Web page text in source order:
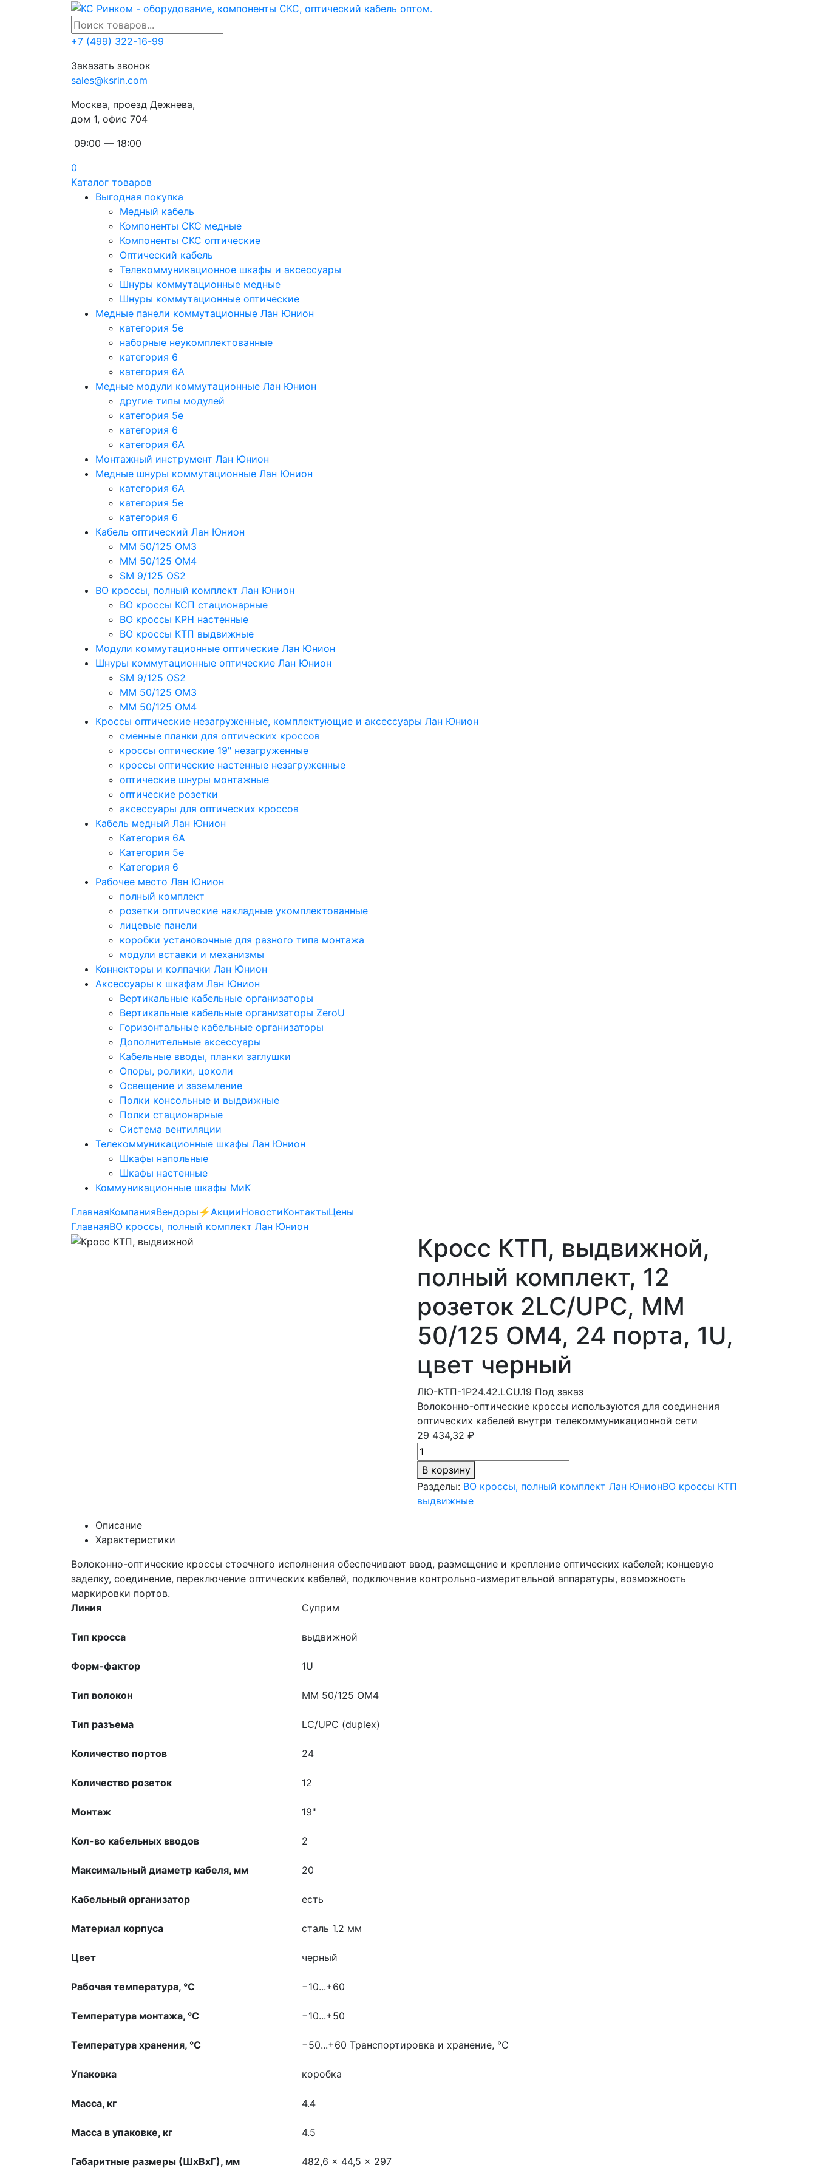
+7 (499) 322-16-99
Заказать звонок
sales@ksrin.com
Москва, проезд Дежнева,
дом 1, офис 704
09:00 — 18:00
0
Каталог товаров
Выгодная покупка
Медный кабель
Компоненты СКС медные
Компоненты СКС оптические
Оптический кабель
Телекоммуникационное шкафы и аксессуары
Шнуры коммутационные медные
Шнуры коммутационные оптические
Медные панели коммутационные Лан Юнион
категория 5e
наборные неукомплектованные
категория 6
категория 6A
Медные модули коммутационные Лан Юнион
другие типы модулей
категория 5е
категория 6
категория 6A
Монтажный инструмент Лан Юнион
Медные шнуры коммутационные Лан Юнион
категория 6A
категория 5e
категория 6
Кабель оптический Лан Юнион
MM 50/125 OM3
MM 50/125 OM4
SM 9/125 OS2
ВО кроссы, полный комплект Лан Юнион
ВО кроссы КСП стационарные
ВО кроссы КРН настенные
ВО кроссы КТП выдвижные
Модули коммутационные оптические Лан Юнион
Шнуры коммутационные оптические Лан Юнион
SM 9/125 OS2
MM 50/125 OM3
MM 50/125 OM4
Кроссы оптические незагруженные, комплектующие и аксессуары Лан Юнион
сменные планки для оптических кроссов
кроссы оптические 19" незагруженные
кроссы оптические настенные незагруженные
оптические шнуры монтажные
оптические розетки
аксессуары для оптических кроссов
Кабель медный Лан Юнион
Категория 6A
Категория 5e
Категория 6
Рабочее место Лан Юнион
полный комплект
розетки оптические накладные укомплектованные
лицевые панели
коробки установочные для разного типа монтажа
модули вставки и механизмы
Коннекторы и колпачки Лан Юнион
Аксессуары к шкафам Лан Юнион
Вертикальные кабельные организаторы
Вертикальные кабельные организаторы ZeroU
Горизонтальные кабельные организаторы
Дополнительные аксессуары
Кабельные вводы, планки заглушки
Опоры, ролики, цоколи
Освещение и заземление
Полки консольные и выдвижные
Полки стационарные
Система вентиляции
Телекоммуникационные шкафы Лан Юнион
Шкафы напольные
Шкафы настенные
Коммуникационные шкафы МиК
ГлавнаяКомпанияВендоры ⚡️АкцииНовостиКонтактыЦены
ГлавнаяВО кроссы, полный комплект Лан Юнион
Кросс КТП, выдвижной,
полный комплект, 12
розеток 2LC/UPC, MM
50/125 OM4, 24 порта, 1U,
цвет черный
ЛЮ-КТП-1Р24.42.LCU.19 Под заказ
Волоконно-оптические кроссы используются для соединения
оптических кабелей внутри телекоммуникационной сети
29 434,32 ₽
В корзину
Разделы: ВО кроссы, полный комплект Лан ЮнионВО кроссы КТП
выдвижные
Описание
Характеристики
Волоконно-оптические кроссы стоечного исполнения обеспечивают ввод, размещение и крепление оптических кабелей; концевую
заделку, соединение, переключение оптических кабелей, подключение контрольно-измерительной аппаратуры, возможность
маркировки портов.
Линия
Суприм
Тип кросса выдвижной
Форм-фактор 1U
Тип волокон MM 50/125 OM4
Тип разъема LC/UPC (duplex)
Количество портов 24
Количество розеток 12
Монтаж 19"
Кол-во кабельных вводов 2
Максимальный диаметр кабеля, мм 20
Кабельный организатор есть
Материал корпуса сталь 1.2 мм
Цвет черный
Рабочая температура, °С −10...+60
Температура монтажа, °С −10...+50
Температура хранения, °С −50...+60 Транспортировка и хранение, °С
Упаковка коробка
Масса, кг 4.4
Масса в упаковке, кг 4.5
Габаритные размеры (ШхВхГ), мм 482,6 x 44,5 x 297